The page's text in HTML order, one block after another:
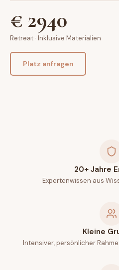
€ 2940
Retreat · Inklusive Materialien
Platz anfragen
20+ Jahre
Expertenwissen aus
Kleine
Intensiver, persönlicher